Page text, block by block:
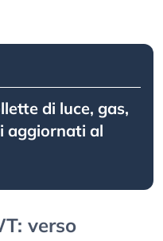
di luce, gas,
aggiornati al
verso